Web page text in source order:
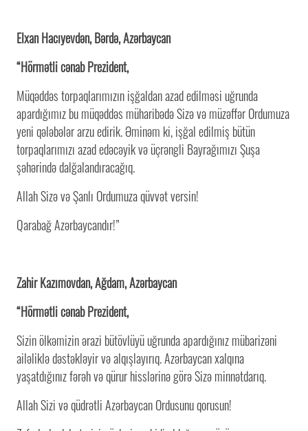
Elxan Hacıyevdən, Bərdə, Azərbaycan
“Hörmətli cənab Prezident,
Müqəddəs torpaqlarımızın işğaldan azad edilməsi uğrunda
apardığımız bu müqəddəs müharibədə Sizə və müzəffər Ordumuza
yeni qələbələr arzu edirik. Əminəm ki, işğal edilmiş bütün
torpaqlarımızı azad edəcəyik və üçrəngli Bayrağımızı Şuşa
şəhərində dalğalandıracağıq.
Allah Sizə və Şanlı Ordumuza qüvvət versin!
Qarabağ Azərbaycandır!”
Zahir Kazımovdan, Ağdam, Azərbaycan
“Hörmətli cənab Prezident,
Sizin ölkəmizin ərazi bütövlüyü uğrunda apardığınız mübarizəni
ailəliklə dəstəkləyir və alqışlayırıq. Azərbaycan xalqına
yaşatdığınız fərəh və qürur hisslərinə görə Sizə minnətdarıq.
Allah Sizi və qüdrətli Azərbaycan Ordusunu qorusun!